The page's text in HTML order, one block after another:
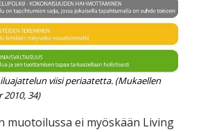
viisi periaatetta. (Mukaellen
34)
muotoilussa ei myöskään Living